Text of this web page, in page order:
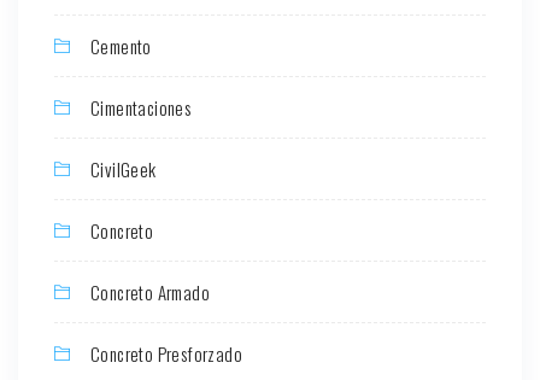
Cemento
Cimentaciones
CivilGeek
Concreto
Concreto Armado
Concreto Presforzado